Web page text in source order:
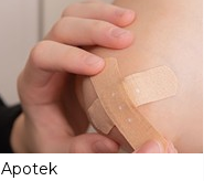
flygplats (Copenhagen airport).
Ängelholm-Helsingborgs
flygplats (AGH) +46 431 48 45
www.angelholmhelsingborgairport.se
Malmö flygplats (MMX) +46 10
109 45 00
www.swedavia.se/malmo
Copenhagen Airport (CPH) +45
32 31 32 31 www.cph.dk/en
Apotek